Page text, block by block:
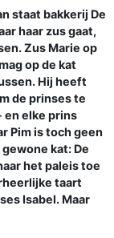
staat bakkerij De
haar zus gaat,
Zus Marie op
op de kat
Hij heeft
de prinses te
en elke prins
Pim is toch geen
kat: De
het paleis toe
taart
Isabel. Maar